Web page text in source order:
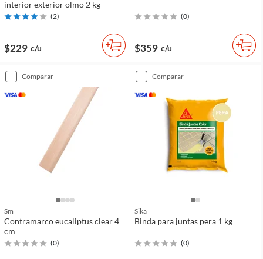
interior exterior olmo 2 kg
(2)
$229 c/u
(0)
$359 c/u
comparar
Sm
Contramarco eucaliptus clear 4
cm
(0)
comparar
Sika
Binda para juntas pera 1 kg
(0)